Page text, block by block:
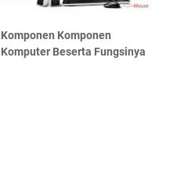
Komponen Komponen
Komputer Beserta Fungsinya